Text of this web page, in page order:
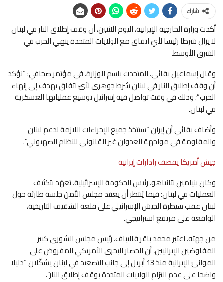
شارك
أكدت وزارة الخارجية الإيرانية، اليوم الاثنين، أن وقف إطلاق النار في لبنان
لا يزال شرطا رئيسا لأيّ اتفاق مع الولايات المتحدة ينهي الحرب في
الشرق الأوسط.
وقال إسماعيل بقائي، المتحدث باسم الوزارة، في مؤتمر صحافي: “نؤكد
أن وقف إطلاق النار في لبنان شرط جوهري لأيّ اتفاق يهدف إلى إنهاء
الحرب”؛ وذلك في وقت تواصل فيه إسرائيل توسيع عملياتها العسكرية
في لبنان.
وأضاف بقائي أن إيران “ستتخذ جميع الإجراءات اللازمة لدعم لبنان
والمقاومة في مواجهة العدوان غير القانوني للنظام الصهيوني”.
جيش أمريكا يقصف رادارات إيرانية
وكان بنيامين نتانياهو، رئيس الحكومة الإسرائيلية، تعهّد بتكثيف
العمليات في لبنان؛ فيما يُنتظر أن يعقد مجلس الأمن جلسة طارئة حول
لبنان عقب سيطرة الجيش الإسرائيلي على قلعة الشقيف التاريخية،
الواقعة على مرتفع استراتيجي.
من جهته، اعتبر محمد باقر قاليباف، رئيس مجلس الشورى كبير
المفاوضين الإيرانيين، أن الحصار البحري الأمريكي المفروض على
الموانئ الإيرانية منذ 13 أبريل إلى جانب التصعيد في لبنان يشكّلان “دليلا
واضحا على عدم التزام الولايات المتحدة بوقف إطلاق النار”.